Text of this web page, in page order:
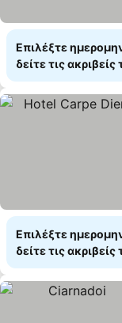
Επιλέξτε
δείτε τις ακριβείς
Επιλέξτε
δείτε τις ακριβείς